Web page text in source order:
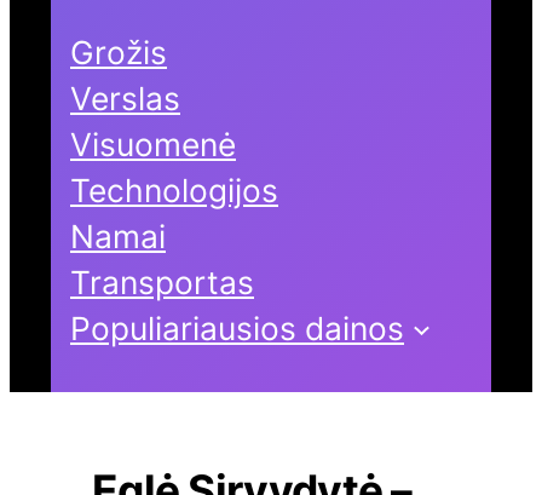
Grožis
Verslas
Visuomenė
Technologijos
Namai
Transportas
Populiariausios dainos